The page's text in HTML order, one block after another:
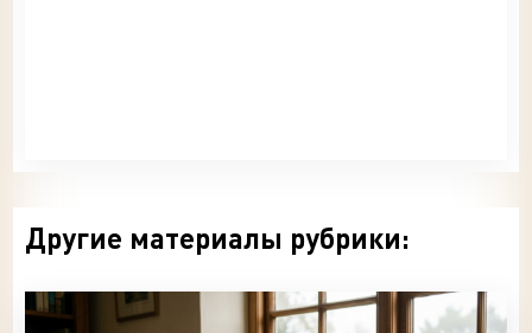
Другие материалы рубрики: